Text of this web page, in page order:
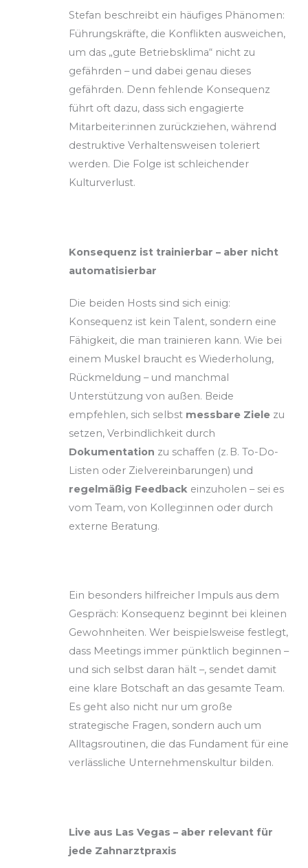
Stefan beschreibt ein häufiges Phänomen:
Führungskräfte, die Konflikten ausweichen,
um das „gute Betriebsklima“ nicht zu
gefährden – und dabei genau dieses
gefährden. Denn fehlende Konsequenz
führt oft dazu, dass sich engagierte
Mitarbeiter:innen zurückziehen, während
destruktive Verhaltensweisen toleriert
werden. Die Folge ist schleichender
Kulturverlust.
Konsequenz ist trainierbar – aber nicht
automatisierbar
Die beiden Hosts sind sich einig:
Konsequenz ist kein Talent, sondern eine
Fähigkeit, die man trainieren kann. Wie bei
einem Muskel braucht es Wiederholung,
Rückmeldung – und manchmal
Unterstützung von außen. Beide
empfehlen, sich selbst messbare Ziele zu
setzen, Verbindlichkeit durch
Dokumentation zu schaffen (z. B. To-Do-
Listen oder Zielvereinbarungen) und
regelmäßig Feedback einzuholen – sei es
vom Team, von Kolleg:innen oder durch
externe Beratung.
Ein besonders hilfreicher Impuls aus dem
Gespräch: Konsequenz beginnt bei kleinen
Gewohnheiten. Wer beispielsweise festlegt,
dass Meetings immer pünktlich beginnen –
und sich selbst daran hält –, sendet damit
eine klare Botschaft an das gesamte Team.
Es geht also nicht nur um große
strategische Fragen, sondern auch um
Alltagsroutinen, die das Fundament für eine
verlässliche Unternehmenskultur bilden.
Live aus Las Vegas – aber relevant für
jede Zahnarztpraxis